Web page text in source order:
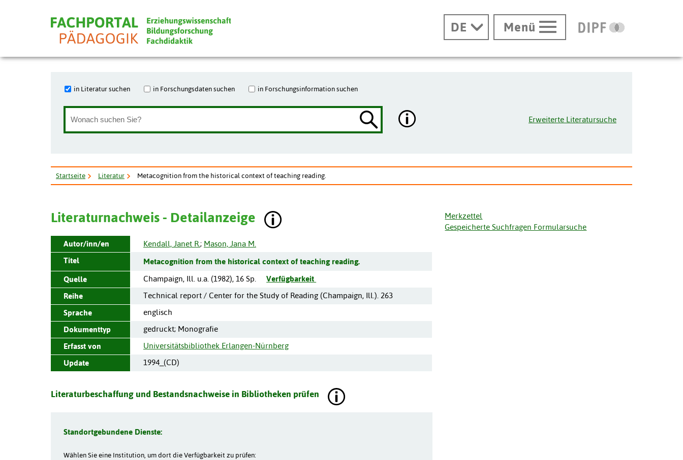
DE Menü
in Literatur suchen in Forschungsdaten suchen in Forschungsinformation suchen
Erweiterte Literatursuche
Startseite Literatur Metacognition from the historical context of teaching reading.
Literaturnachweis - Detailanzeige
Merkzettel
Gespeicherte Suchfragen Formularsuche
Autor/inn/en
Kendall, Janet R.; Mason, Jana M.
Titel
Metacognition from the historical context of teaching reading.
Quelle Champaign, Ill. u.a. (1982), 16 Sp.
Verfügbarkeit
Reihe
Technical report / Center for the Study of Reading (Champaign, Ill.). 263
Sprache
englisch
Dokumenttyp
gedruckt; Monografie
Erfasst von
Universitätsbibliothek Erlangen-Nürnberg
Update
1994_(CD)
Literaturbeschaffung und Bestandsnachweise in Bibliotheken prüfen
Standortgebundene Dienste:
Wählen Sie eine Institution, um dort die Verfügbarkeit zu prüfen: